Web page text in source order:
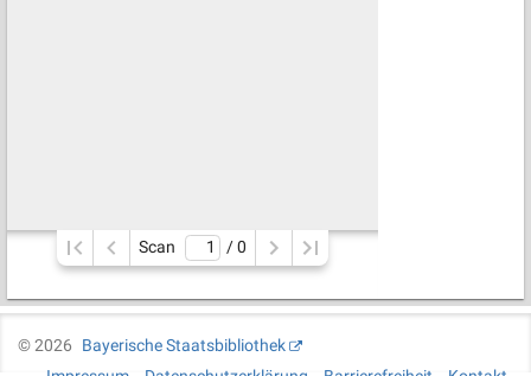
Scan / 0
©2026
Bayerische Staatsbibliothek